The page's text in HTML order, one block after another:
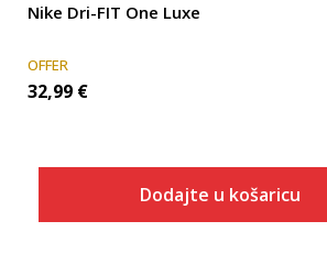
Nike Dri-FIT One Luxe
OFFER
32,99 €
Dodajte u košaricu